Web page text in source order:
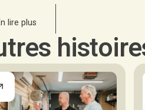
lire plus